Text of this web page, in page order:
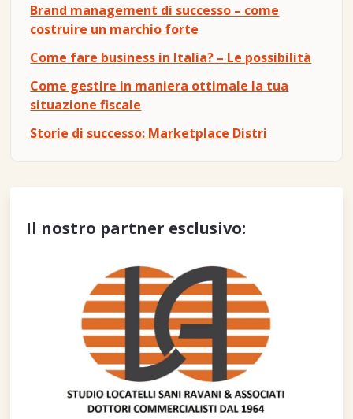
Brand management di successo – come
costruire un marchio forte
Come fare business in Italia? – Le possibilità
Come gestire in maniera ottimale la tua
situazione fiscale
Storie di successo: Marketplace Distri
Il nostro partner esclusivo: